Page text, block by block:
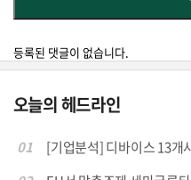
등록된 댓글이 없습니다.
오늘의 헤드라인
01
[기업분석] 디바이스 13개